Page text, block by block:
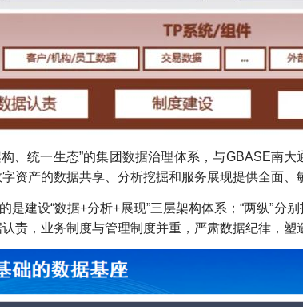
、统一生态”的集团数据治理体系，与GBASE南
资产的数据共享、分析挖掘和服务展现提供全面、
是建设“数据+分析+展现”三层架构体系；“两纵”
责，业务制度与管理制度并重，严肃数据纪律，塑